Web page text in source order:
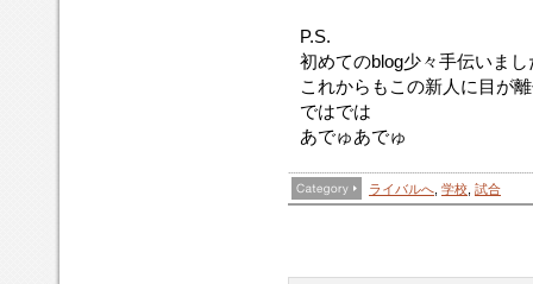
P.S.
初めてのblog少々手伝いまし
これからもこの新人に目が
ではでは
あでゅあでゅ
ライバルへ 学校 試合